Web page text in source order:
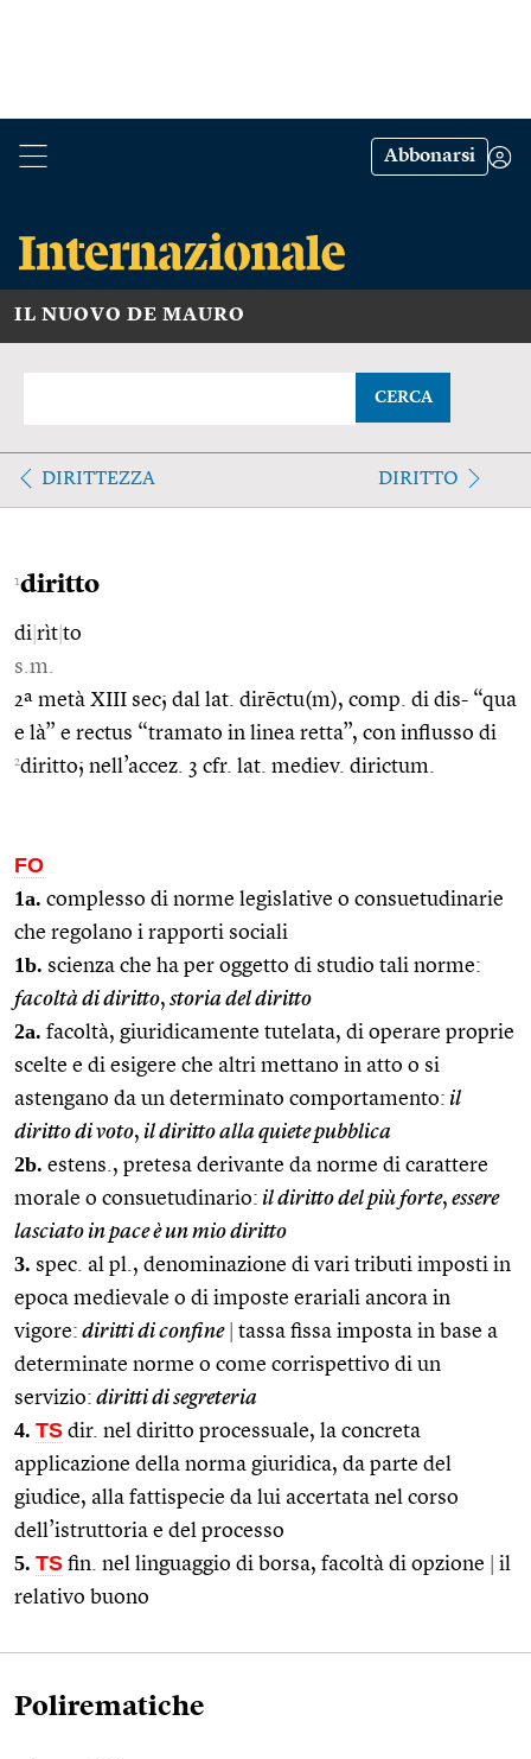
Abbonarsi
IL NUOVO DE MAURO
CERCA
DIRITTEZZA DIRITTO
1diritto
di rìt to
s.m.
2ª metà XIII sec; dal lat. dirēctu(m), comp. di dis- “qua
e là” e rectus “tramato in linea retta”, con influsso di
2diritto; nell’accez. 3 cfr. lat. mediev. dirictum.
FO
1a. complesso di norme legislative o consuetudinarie
che regolano i rapporti sociali
1b. scienza che ha per oggetto di studio tali norme:
facoltà di diritto, storia del diritto
2a. facoltà, giuridicamente tutelata, di operare proprie
scelte e di esigere che altri mettano in atto o si
astengano da un determinato comportamento: il
diritto di voto, il diritto alla quiete pubblica
2b. estens., pretesa derivante da norme di carattere
morale o consuetudinario: il diritto del più forte, essere
lasciato in pace è un mio diritto
3. spec. al pl., denominazione di vari tributi imposti in
epoca medievale o di imposte erariali ancora in
vigore: diritti di confine
tassa fissa imposta in base a
determinate norme o come corrispettivo di un
servizio: diritti di segreteria
4. TS dir. nel diritto processuale, la concreta
applicazione della norma giuridica, da parte del
giudice, alla fattispecie da lui accertata nel corso
dell’istruttoria e del processo
5. TS fin. nel linguaggio di borsa, facoltà di opzione
il
relativo buono
Polirematiche